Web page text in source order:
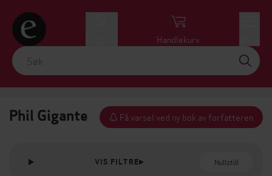
Handlekurv
Phil Gigante Få varsel ved ny bok av forfatteren
VIS FILTRE Nullstill